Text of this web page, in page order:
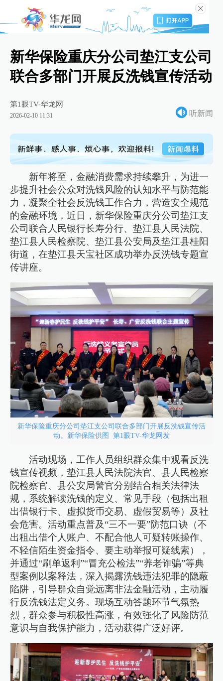
新华保险重庆分公司垫江支公司
联合多部门开展反洗钱宣传活动
第1眼TV-华龙网
2026-02-10 11:31 听新闻
新年将至，金融消费需求持续攀升，为进一
步提升社会公众对洗钱风险的认知水平与防范能
力，凝聚全社会反洗钱工作合力，营造安全规范
的金融环境，近日，新华保险重庆分公司垫江支
公司联合人民银行长寿分行、垫江县人民法院、
垫江县人民检察院、垫江县公安局及垫江县桂阳
街道，在垫江县天宝社区成功举办反洗钱专题宣
传讲座。
新华保险重庆分公司垫江支公司联合多部门开展反洗钱宣传活
动。新华保险供图 第1眼TV-华龙网发
活动现场，工作人员组织群众集中观看反洗
钱宣传视频，垫江县人民法院法官、县人民检察
院检察官、县公安局警官分别结合相关法律法
规，系统解读洗钱的定义、常见手段（包括出租
出借银行卡、虚拟货币交易、虚假贸易等）及社
会危害。活动重点普及“三不一要”防范口诀（不
出租出借个人账户、不配合他人可疑转账操作、
不轻信陌生资金指令、要主动举报可疑线索），
并通过“刷单返利”“冒充公检法”“养老诈骗”等典
型案例以案释法，深入揭露洗钱违法犯罪的隐蔽
陷阱，引导群众自觉远离非法金融活动，主动履
行反洗钱法定义务。现场互动答题环节气氛热
烈，群众参与积极性高涨，有效强化了风险防范
意识与自我保护能力，活动获得广泛好评。